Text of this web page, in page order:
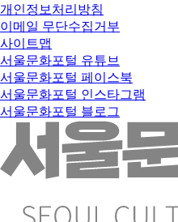
개인정보처리방침
이메일 무단수집거부
사이트맵
서울문화포털 유튜브
서울문화포털 페이스북
서울문화포털 인스타그램
서울문화포털 블로그